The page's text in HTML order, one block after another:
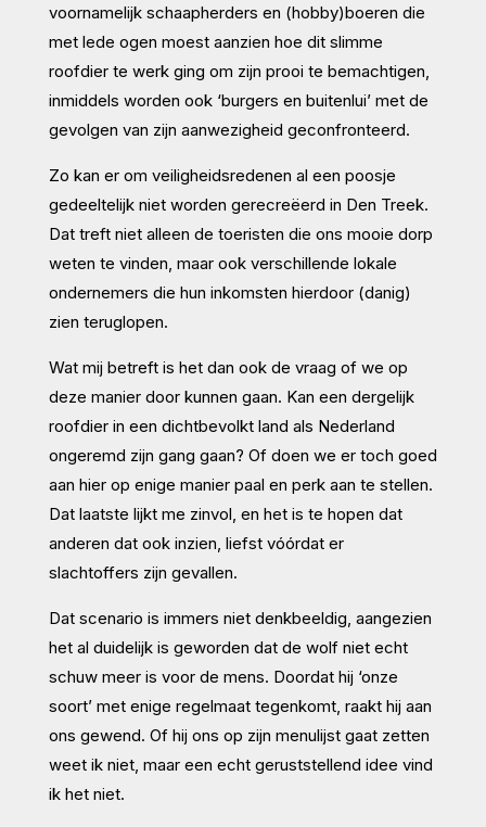
voornamelijk schaapherders en (hobby)boeren die
met lede ogen moest aanzien hoe dit slimme
roofdier te werk ging om zijn prooi te bemachtigen,
inmiddels worden ook ‘burgers en buitenlui’ met de
gevolgen van zijn aanwezigheid geconfronteerd.
Zo kan er om veiligheidsredenen al een poosje
gedeeltelijk niet worden gerecreëerd in Den Treek.
Dat treft niet alleen de toeristen die ons mooie dorp
weten te vinden, maar ook verschillende lokale
ondernemers die hun inkomsten hierdoor (danig)
zien teruglopen.
Wat mij betreft is het dan ook de vraag of we op
deze manier door kunnen gaan. Kan een dergelijk
roofdier in een dichtbevolkt land als Nederland
ongeremd zijn gang gaan? Of doen we er toch goed
aan hier op enige manier paal en perk aan te stellen.
Dat laatste lijkt me zinvol, en het is te hopen dat
anderen dat ook inzien, liefst vóórdat er
slachtoffers zijn gevallen.
Dat scenario is immers niet denkbeeldig, aangezien
het al duidelijk is geworden dat de wolf niet echt
schuw meer is voor de mens. Doordat hij ‘onze
soort’ met enige regelmaat tegenkomt, raakt hij aan
ons gewend. Of hij ons op zijn menulijst gaat zetten
weet ik niet, maar een echt geruststellend idee vind
ik het niet.